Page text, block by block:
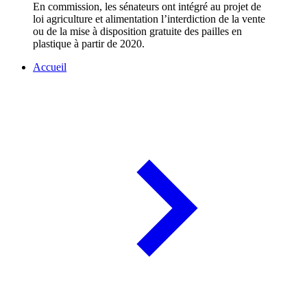
En commission, les sénateurs ont intégré au projet de
loi agriculture et alimentation l’interdiction de la vente
ou de la mise à disposition gratuite des pailles en
plastique à partir de 2020.
Accueil